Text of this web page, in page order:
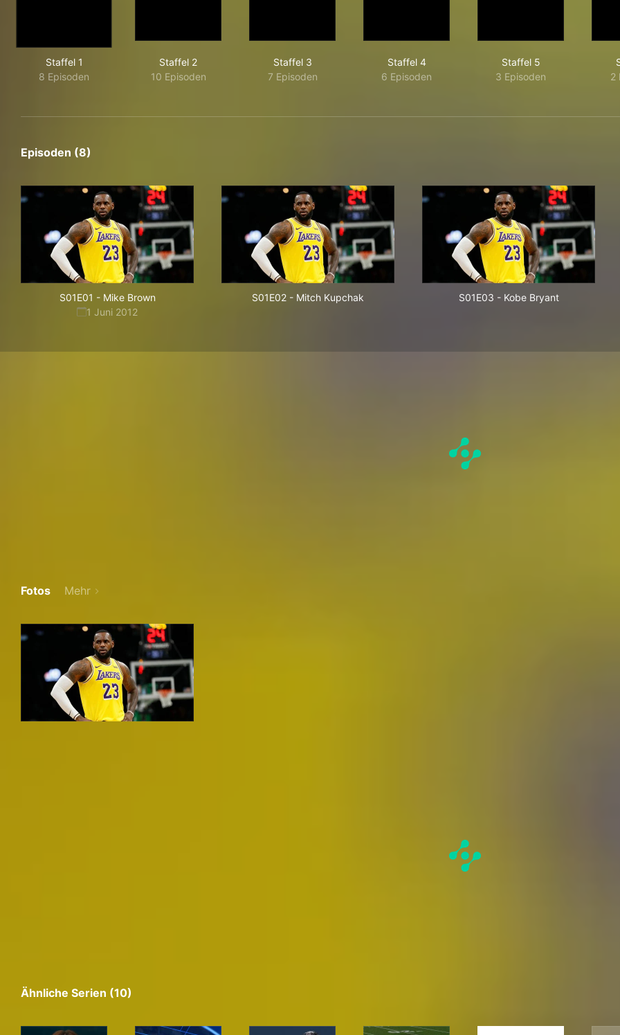
Staffel 1
8 Episoden
Staffel 2
10 Episoden
Staffel 3
7 Episoden
Staffel 4
6 Episoden
Staffel 5
3 Episoden
2
Episoden (8)
S01E01 - Mike Brown
1 Juni 2012
S01E02 - Mitch Kupchak S01E03 - Kobe Bryant
Fotos Mehr
Ähnliche Serien (10)